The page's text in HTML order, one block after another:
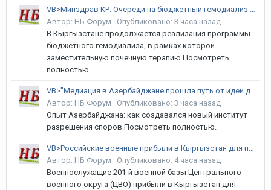
VB>Минздрав КР: Очереди на бюджетный гемодиализ в стране нет
Автор: НБ Форум · Опубликовано: 3 часа назад
В Кыргызстане продолжается реализация программы
бюджетного гемодиализа, в рамках которой
заместительную почечную терапию Посмотреть
полностью.
VB>"Медиация в Азербайджане прошла путь от идеи до работающей системы"
Автор: НБ Форум · Опубликовано: 3 часа назад
Опыт Азербайджана: как создавался новый институт
разрешения споров Посмотреть полностью.
VB>Российские военные прибыли в Кыргызстан для проведения учений
Автор: НБ Форум · Опубликовано: 4 часа назад
Военнослужащие 201-й военной базы Центрального
военного округа (ЦВО) прибыли в Кыргызстан для